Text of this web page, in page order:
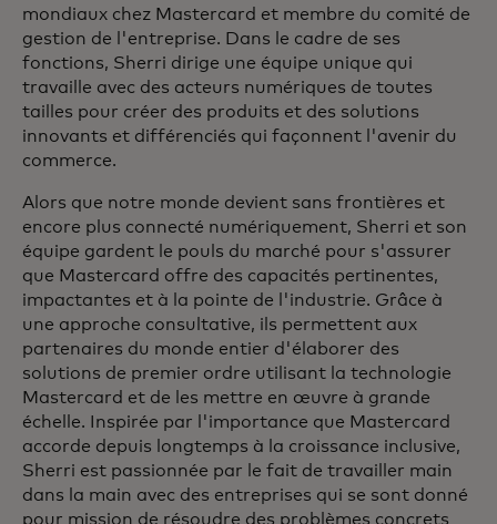
mondiaux chez Mastercard et membre du comité de
gestion de l'entreprise. Dans le cadre de ses
fonctions, Sherri dirige une équipe unique qui
travaille avec des acteurs numériques de toutes
tailles pour créer des produits et des solutions
innovants et différenciés qui façonnent l'avenir du
commerce.
Alors que notre monde devient sans frontières et
encore plus connecté numériquement, Sherri et son
équipe gardent le pouls du marché pour s'assurer
que Mastercard offre des capacités pertinentes,
impactantes et à la pointe de l'industrie. Grâce à
une approche consultative, ils permettent aux
partenaires du monde entier d'élaborer des
solutions de premier ordre utilisant la technologie
Mastercard et de les mettre en œuvre à grande
échelle. Inspirée par l'importance que Mastercard
accorde depuis longtemps à la croissance inclusive,
Sherri est passionnée par le fait de travailler main
dans la main avec des entreprises qui se sont donné
pour mission de résoudre des problèmes concrets